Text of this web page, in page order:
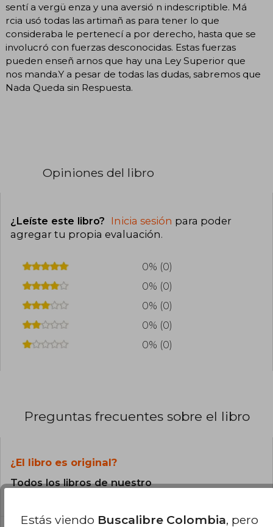
sentí a vergü enza y una aversió n indescriptible. Má
rcia usó todas las artimañ as para tener lo que
consideraba le pertenecí a por derecho, hasta que se
involucró con fuerzas desconocidas. Estas fuerzas
pueden enseñ arnos que hay una Ley Superior que
nos manda.Y a pesar de todas las dudas, sabremos que
Nada Queda sin Respuesta.
Opiniones del libro
¿Leíste este libro? Inicia sesión para poder
agregar tu propia evaluación.
0% (0)
0% (0)
0% (0)
0% (0)
0% (0)
Preguntas frecuentes sobre el libro
¿El libro es original?
Todos los libros de nuestro
Estás viendo Buscalibre Colombia, pero